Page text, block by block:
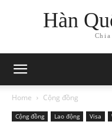
Hàn
Home Cộng đồng
Cộng đồng Lao động Visa